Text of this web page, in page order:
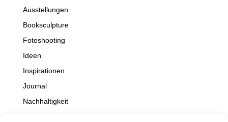
Ausstellungen
Booksculpture
Fotoshooting
Ideen
Inspirationen
Journal
Nachhaltigkeit